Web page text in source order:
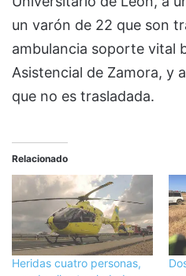
un varón de 22 que son
ambulancia soporte vital
Asistencial de Zamora, y
que no es trasladada.
Relacionado
Heridas cuatro personas,